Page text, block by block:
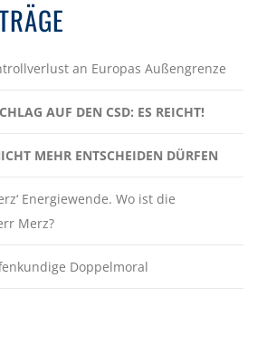
an Europas Außengrenze
AUF DEN CSD: ES REICHT!
MEHR ENTSCHEIDEN DÜRFEN
Energiewende. Wo ist die
Merz?
Doppelmoral